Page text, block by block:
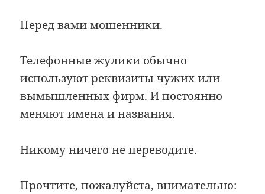
Перед вами мошенники.
Телефонные жулики обычно
используют реквизиты чужих или
вымышленных фирм. И постоянно
меняют имена и названия.
Никому ничего не переводите.
Прочтите, пожалуйста, внимательно: